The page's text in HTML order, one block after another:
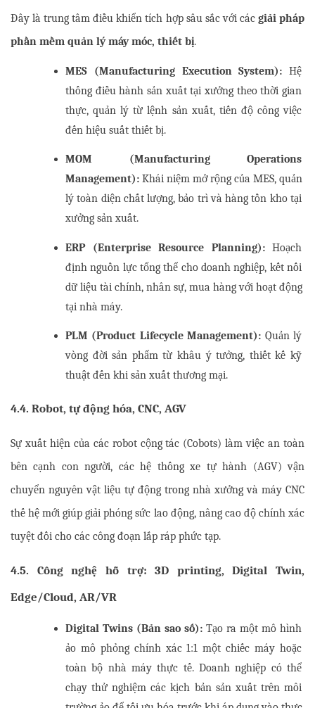
Đây là trung tâm điều khiển tích hợp sâu sắc với các giải pháp
phần mềm quản lý máy móc, thiết bị.
MES (Manufacturing Execution System): Hệ
thống điều hành sản xuất tại xưởng theo thời gian
thực, quản lý từ lệnh sản xuất, tiến độ công việc
đến hiệu suất thiết bị.
MOM (Manufacturing Operations
Management): Khái niệm mở rộng của MES, quản
lý toàn diện chất lượng, bảo trì và hàng tồn kho tại
xưởng sản xuất.
ERP (Enterprise Resource Planning): Hoạch
định nguồn lực tổng thể cho doanh nghiệp, kết nối
dữ liệu tài chính, nhân sự, mua hàng với hoạt động
tại nhà máy.
PLM (Product Lifecycle Management): Quản lý
vòng đời sản phẩm từ khâu ý tưởng, thiết kế kỹ
thuật đến khi sản xuất thương mại.
4.4. Robot, tự động hóa, CNC, AGV
Sự xuất hiện của các robot cộng tác (Cobots) làm việc an toàn
bên cạnh con người, các hệ thống xe tự hành (AGV) vận
chuyển nguyên vật liệu tự động trong nhà xưởng và máy CNC
thế hệ mới giúp giải phóng sức lao động, nâng cao độ chính xác
tuyệt đối cho các công đoạn lắp ráp phức tạp.
4.5. Công nghệ hỗ trợ: 3D printing, Digital Twin,
Edge/Cloud, AR/VR
Digital Twins (Bản sao số): Tạo ra một mô hình
ảo mô phỏng chính xác 1:1 một chiếc máy hoặc
toàn bộ nhà máy thực tế. Doanh nghiệp có thể
chạy thử nghiệm các kịch bản sản xuất trên môi